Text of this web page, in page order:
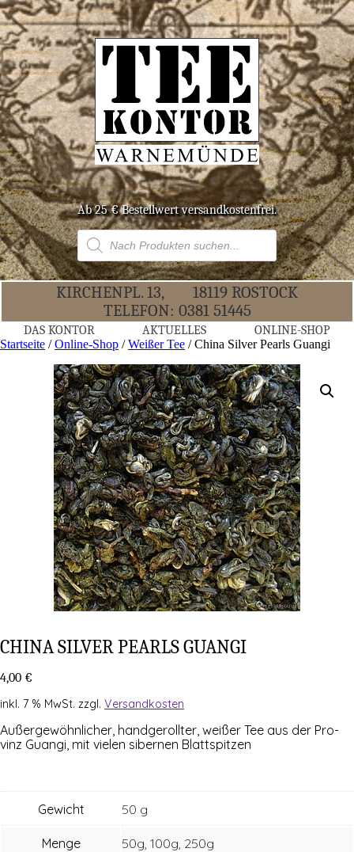
Ab 25 € Bestell­wert versandkostenfrei.
Products
search
KIR­CHEN­PL. 13,
18119 ROS­TOCK
TELE­FON: 0381 51445
DAS KON­TOR AKTU­EL­LES ONLINE-SHOP
Startseite /Online-Shop /Weißer Tee / Chi­na Sil­ver Pearls Guangi
CHI­NA SIL­VER PEARLS GUANGI
4,00 €
inkl. 7 % MwSt. zzgl. Versandkosten
Außer­ge­wöhn­li­cher, hand­ge­roll­ter, wei­ßer Tee aus der Pro­
vinz Guan­gi, mit vie­len siber­nen Blattspitzen
Gewicht 50 g
Menge 50g, 100g, 250g